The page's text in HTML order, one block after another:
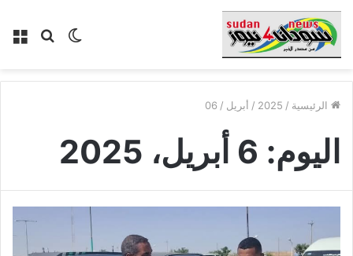
بحث الوضع
الرئيسية /
2025
/ أبريل /
06
اليوم: 6 أبريل، 2025